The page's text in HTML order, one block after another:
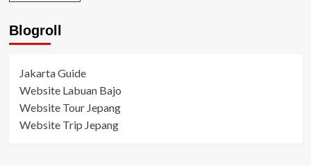
Blogroll
Jakarta Guide
Website Labuan Bajo
Website Tour Jepang
Website Trip Jepang